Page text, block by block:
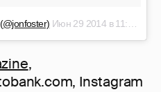
Июн 29 2014 в 11:07 PDT
,
Instagram